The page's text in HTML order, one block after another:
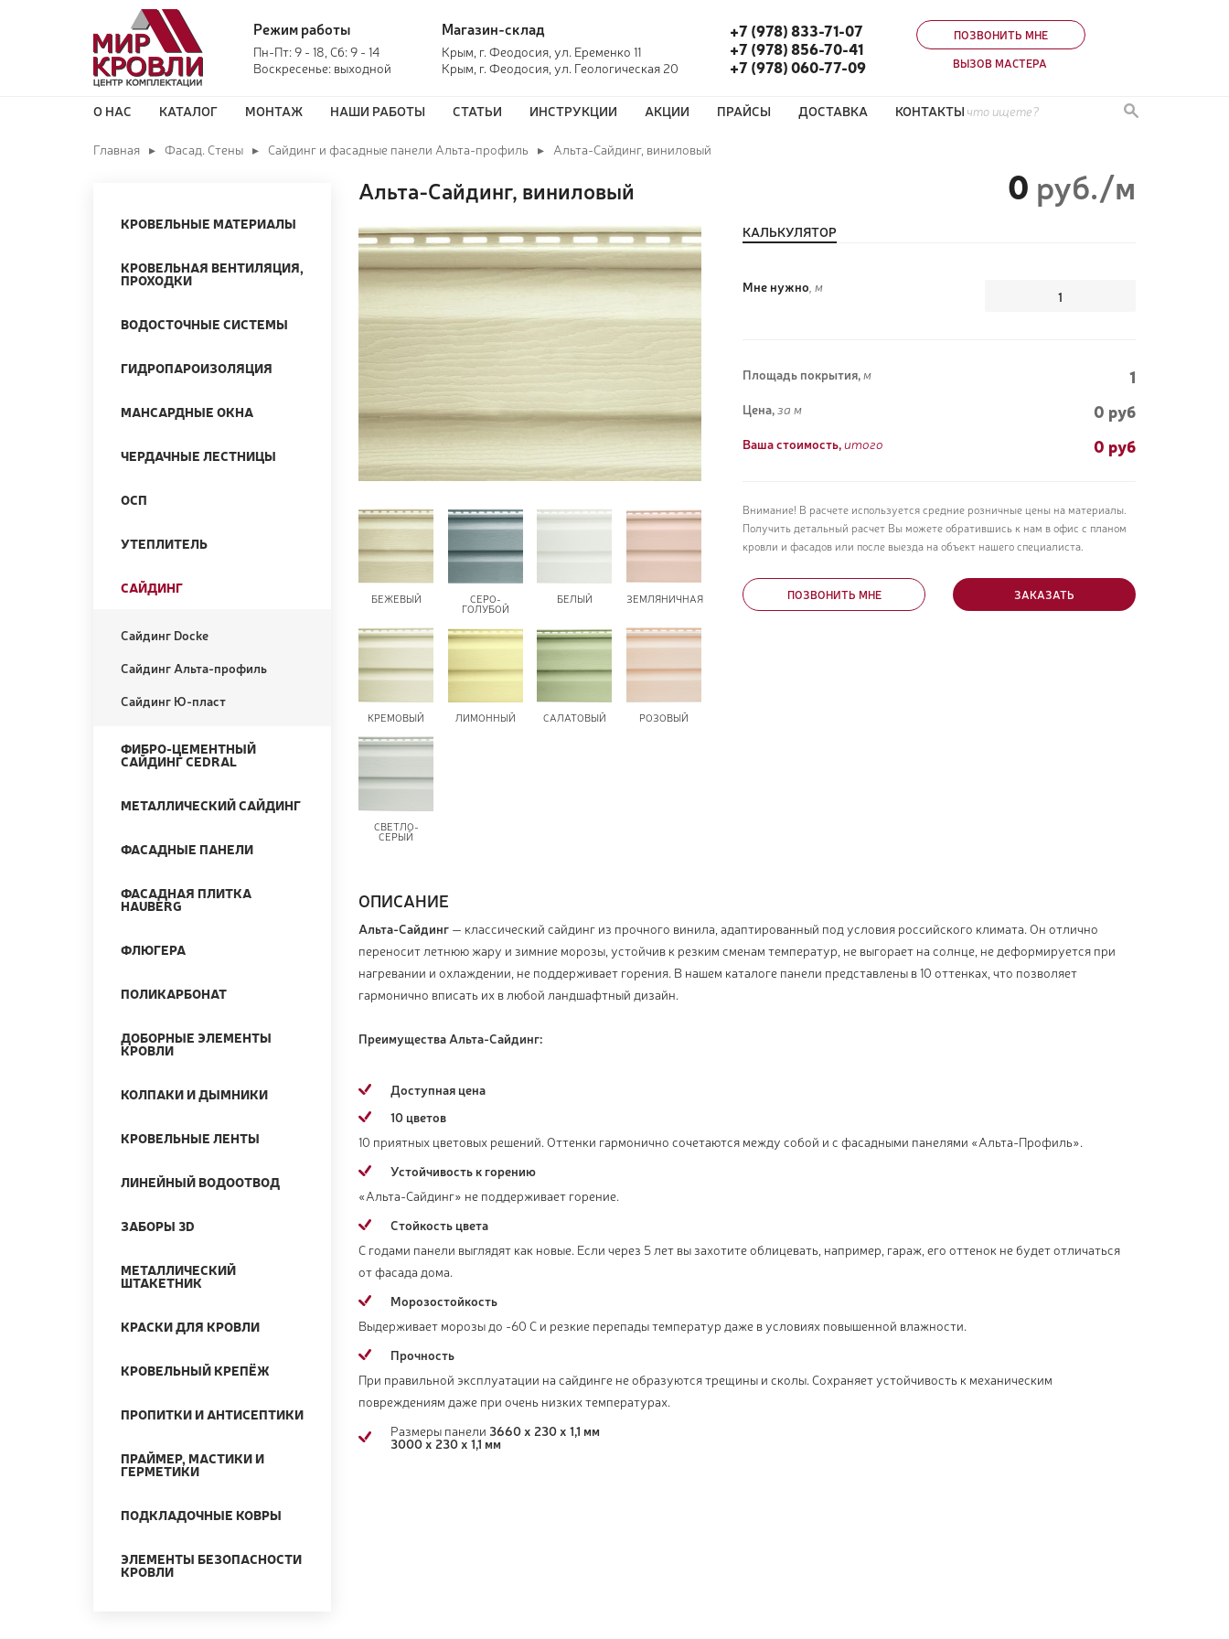
Режим работы
Пн-Пт: 9 - 18, Сб: 9 - 14
Воскресенье: выходной
Магазин-склад
Крым, г. Феодосия, ул. Еременко 11
Крым, г. Феодосия, ул. Геологическая 20
+7 (978) 833-71-07
+7 (978) 856-70-41
+7 (978) 060-77-09
ПОЗВОНИТЬ МНЕ
ВЫЗОВ МАСТЕРА
О НАС КАТАЛОГ МОНТАЖ НАШИ РАБОТЫ СТАТЬИ ИНСТРУКЦИИ АКЦИИ ПРАЙСЫ ДОСТАВКА КОНТАКТЫ
Главная Фасад. Стены Сайдинг и фасадные панели Альта-профиль Альта-Сайдинг, виниловый
КРОВЕЛЬНЫЕ МАТЕРИАЛЫ
КРОВЕЛЬНАЯ ВЕНТИЛЯЦИЯ,
ПРОХОДКИ
ВОДОСТОЧНЫЕ СИСТЕМЫ
ГИДРОПАРОИЗОЛЯЦИЯ
МАНСАРДНЫЕ ОКНА
ЧЕРДАЧНЫЕ ЛЕСТНИЦЫ
ОСП
УТЕПЛИТЕЛЬ
САЙДИНГ
Сайдинг Docke
Сайдинг Альта-профиль
Сайдинг Ю-пласт
ФИБРО-ЦЕМЕНТНЫЙ
САЙДИНГ CEDRAL
МЕТАЛЛИЧЕСКИЙ САЙДИНГ
ФАСАДНЫЕ ПАНЕЛИ
ФАСАДНАЯ ПЛИТКА
HAUBERG
ФЛЮГЕРА
ПОЛИКАРБОНАТ
ДОБОРНЫЕ ЭЛЕМЕНТЫ
КРОВЛИ
КОЛПАКИ И ДЫМНИКИ
КРОВЕЛЬНЫЕ ЛЕНТЫ
ЛИНЕЙНЫЙ ВОДООТВОД
ЗАБОРЫ 3D
МЕТАЛЛИЧЕСКИЙ
ШТАКЕТНИК
КРАСКИ ДЛЯ КРОВЛИ
КРОВЕЛЬНЫЙ КРЕПЁЖ
ПРОПИТКИ И АНТИСЕПТИКИ
ПРАЙМЕР, МАСТИКИ И
ГЕРМЕТИКИ
ПОДКЛАДОЧНЫЕ КОВРЫ
ЭЛЕМЕНТЫ БЕЗОПАСНОСТИ
КРОВЛИ
Альта-Сайдинг, виниловый 0 руб./м
БЕЖЕВЫЙ СЕРО-
ГОЛУБОЙ
БЕЛЫЙ ЗЕМЛЯНИЧНАЯ
КРЕМОВЫЙ ЛИМОННЫЙ САЛАТОВЫЙ РОЗОВЫЙ
СВЕТЛО-
СЕРЫЙ
КАЛЬКУЛЯТОР
Мне нужно , м
Площадь покрытия,м 1
Цена, за м 0 руб
Ваша стоимость,итого 0 руб
Внимание! В расчете используется средние розничные цены на материалы.
Получить детальный расчет Вы можете обратившись к нам в офис с планом
кровли и фасадов или после выезда на объект нашего специалиста.
ПОЗВОНИТЬ МНЕ ЗАКАЗАТЬ
ОПИСАНИЕ
Альта-Сайдинг — классический сайдинг из прочного винила, адаптированный под условия российского климата. Он отлично
переносит летнюю жару и зимние морозы, устойчив к резким сменам температур, не выгорает на солнце, не деформируется при
нагревании и охлаждении, не поддерживает горения. В нашем каталоге панели представлены в 10 оттенках, что позволяет
гармонично вписать их в любой ландшафтный дизайн.
Преимущества Альта-Сайдинг:
Доступная цена
10 цветов
10 приятных цветовых решений. Оттенки гармонично сочетаются между собой и с фасадными панелями «Альта-Профиль».
Устойчивость к горению
«Альта-Сайдинг» не поддерживает горение.
Стойкость цвета
С годами панели выглядят как новые. Если через 5 лет вы захотите облицевать, например, гараж, его оттенок не будет отличаться
от фасада дома.
Морозостойкость
Выдерживает морозы до -60 С и резкие перепады температур даже в условиях повышенной влажности.
Прочность
При правильной эксплуатации на сайдинге не образуются трещины и сколы. Сохраняет устойчивость к механическим
повреждениям даже при очень низких температурах.
Размеры панели 3660 x 230 x 1,1 мм
3000 x 230 x 1,1 мм